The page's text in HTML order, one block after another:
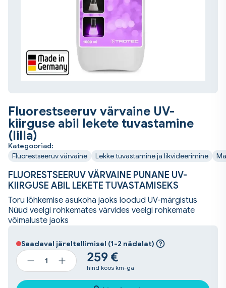
Fluorestseeruv värvaine UV-
kiirguse abil lekete tuvastamine
(lilla)
Kategooriad:
Fluorestseeruv värvaine
Lekke tuvastamine ja likvideerimine
FLUORESTSEERUV VÄRVAINE PUNANE UV-
KIIRGUSE ABIL LEKETE TUVASTAMISEKS
Toru lõhkemise asukoha jaoks loodud UV-märgistus
Nüüd veelgi rohkemates värvides veelgi rohkemate
võimaluste jaoks
Saadaval järeltellimisel (1-2 nädalat)
259 €
hind koos km-ga
Fluorestseeruv
värvaine